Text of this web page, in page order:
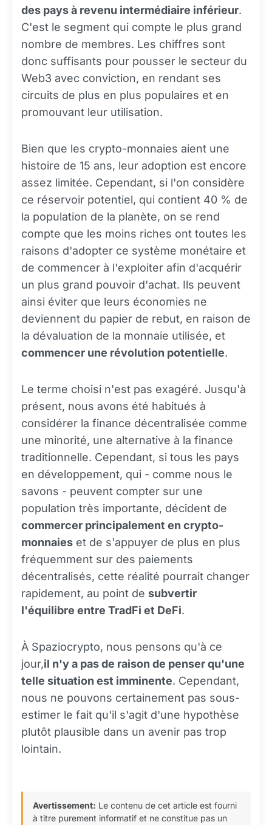
des pays à revenu intermédiaire inférieur.
C'est le segment qui compte le plus grand
nombre de membres. Les chiffres sont
donc suffisants pour pousser le secteur du
Web3 avec conviction, en rendant ses
circuits de plus en plus populaires et en
promouvant leur utilisation.
Bien que les crypto-monnaies aient une
histoire de 15 ans, leur adoption est encore
assez limitée. Cependant, si l'on considère
ce réservoir potentiel, qui contient 40 % de
la population de la planète, on se rend
compte que les moins riches ont toutes les
raisons d'adopter ce système monétaire et
de commencer à l'exploiter afin d'acquérir
un plus grand pouvoir d'achat. Ils peuvent
ainsi éviter que leurs économies ne
deviennent du papier de rebut, en raison de
la dévaluation de la monnaie utilisée, et
commencer une révolution potentielle.
Le terme choisi n'est pas exagéré. Jusqu'à
présent, nous avons été habitués à
considérer la finance décentralisée comme
une minorité, une alternative à la finance
traditionnelle. Cependant, si tous les pays
en développement, qui - comme nous le
savons - peuvent compter sur une
population très importante, décident de
commercer principalement en crypto-
monnaies et de s'appuyer de plus en plus
fréquemment sur des paiements
décentralisés, cette réalité pourrait changer
rapidement, au point de subvertir
l'équilibre entre TradFi et DeFi.
À Spaziocrypto, nous pensons qu'à ce
jour,il n'y a pas de raison de penser qu'une
telle situation est imminente. Cependant,
nous ne pouvons certainement pas sous-
estimer le fait qu'il s'agit d'une hypothèse
plutôt plausible dans un avenir pas trop
lointain.
Avertissement: Le contenu de cet article est fourni
à titre purement informatif et ne constitue pas un